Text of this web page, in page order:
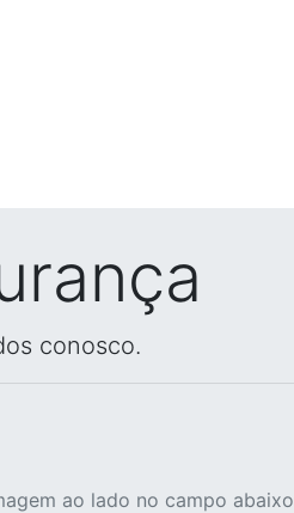
conosco.
ao lado no campo abaixo